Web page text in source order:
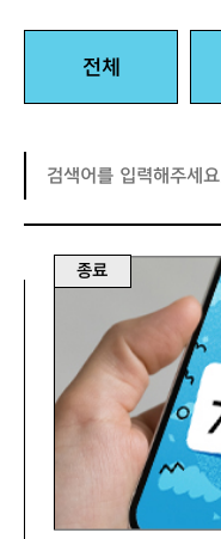
전체
종료